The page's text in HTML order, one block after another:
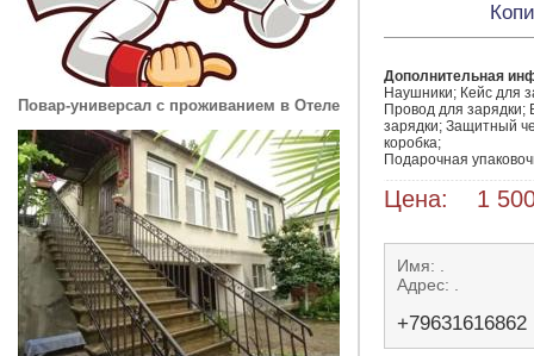
Повар-универсал с проживанием в Отеле
Дополнительная
Наушники; Кейс для
Провод для зарядки;
зарядки; Защитный
коробка;
Подарочная
Цена: 1
Имя: .
Адрес: .
+79631616862